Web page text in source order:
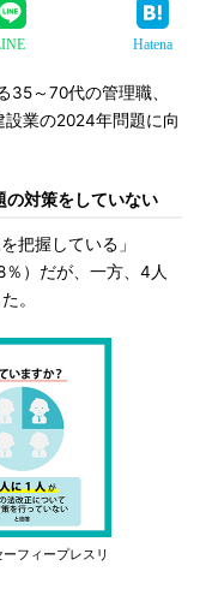
Hatena
～70代の管理職、
業の2024年問題に向
対策をしていない
把握している」
％）だが、一方、4人
。
フィープレスリ